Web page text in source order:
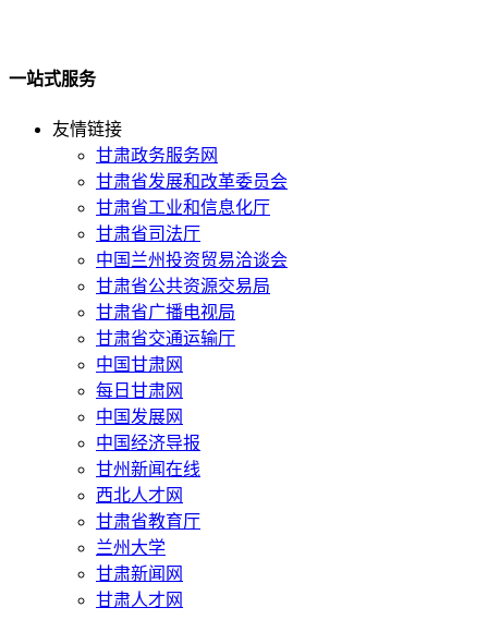
一站式服务
友情链接
甘肃政务服务网
甘肃省发展和改革委员会
甘肃省工业和信息化厅
甘肃省司法厅
中国兰州投资贸易洽谈会
甘肃省公共资源交易局
甘肃省广播电视局
甘肃省交通运输厅
中国甘肃网
每日甘肃网
中国发展网
中国经济导报
甘州新闻在线
西北人才网
甘肃省教育厅
兰州大学
甘肃新闻网
甘肃人才网